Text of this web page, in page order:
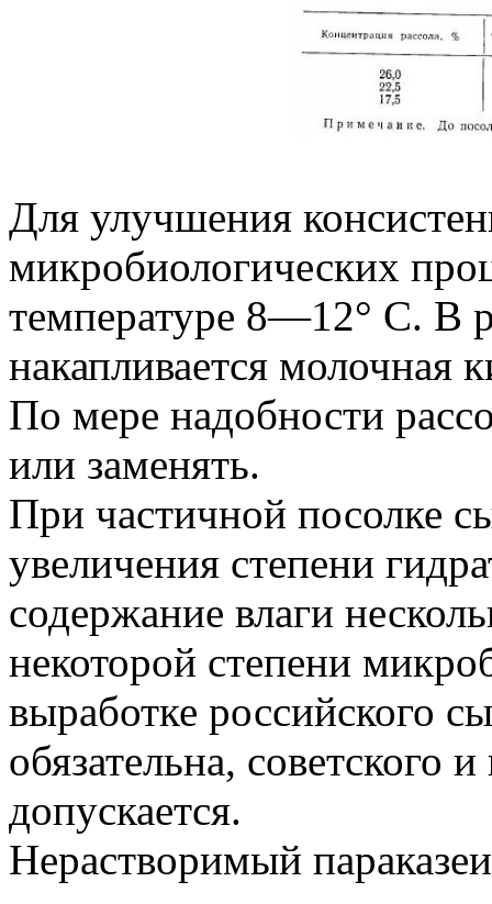
Для улучшения
микробиологических
температуре 8—12° С. В
накапливается молочная
По мере надобности
или заменять.
При частичной посолке
увеличения степени
содержание влаги
некоторой степени
выработке российского
обязательна, советского
допускается.
Нерастворимый